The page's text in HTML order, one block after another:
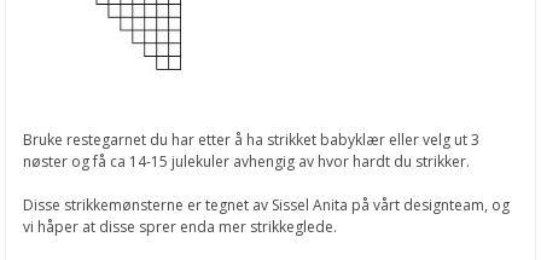
Bruke restegarnet du har etter å ha strikket babyklær eller velg ut 3
nøster og få ca 14-15 julekuler avhengig av hvor hardt du strikker.
Disse strikkemønsterne er tegnet av Sissel Anita på vårt designteam, og
vi håper at disse sprer enda mer strikkeglede.